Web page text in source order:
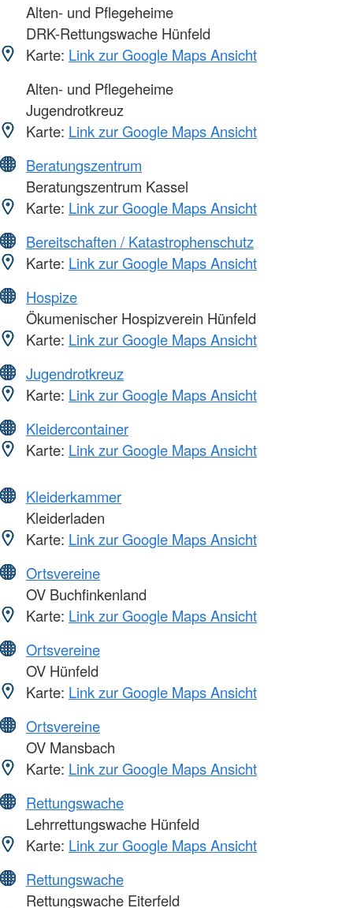
Alten- und Pflegeheime
DRK-Rettungswache Hünfeld
Karte: Link zur Google Maps Ansicht
Alten- und Pflegeheime
Jugendrotkreuz
Karte: Link zur Google Maps Ansicht
Beratungszentrum
Beratungszentrum Kassel
Karte: Link zur Google Maps Ansicht
Bereitschaften / Katastrophenschutz
Karte: Link zur Google Maps Ansicht
Hospize
Ökumenischer Hospizverein Hünfeld
Karte: Link zur Google Maps Ansicht
Jugendrotkreuz
Karte: Link zur Google Maps Ansicht
Kleidercontainer
Karte: Link zur Google Maps Ansicht
Kleiderkammer
Kleiderladen
Karte: Link zur Google Maps Ansicht
Ortsvereine
OV Buchfinkenland
Karte: Link zur Google Maps Ansicht
Ortsvereine
OV Hünfeld
Karte: Link zur Google Maps Ansicht
Ortsvereine
OV Mansbach
Karte: Link zur Google Maps Ansicht
Rettungswache
Lehrrettungswache Hünfeld
Karte: Link zur Google Maps Ansicht
Rettungswache
Rettungswache Eiterfeld